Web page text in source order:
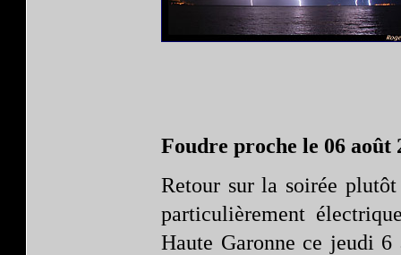
Foudre proche le 06
Retour sur la soirée
particulièrement
Haute Garonne ce jeudi